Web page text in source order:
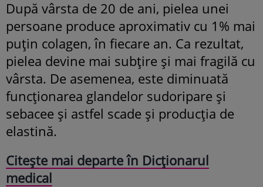
După vârsta de 20 de ani, pielea unei
persoane produce aproximativ cu 1% mai
puțin colagen, în fiecare an. Ca rezultat,
pielea devine mai subțire și mai fragilă cu
vârsta. De asemenea, este diminuată
funcționarea glandelor sudoripare și
sebacee și astfel scade și producția de
elastină.
Citește mai departe în Dicționarul
medical